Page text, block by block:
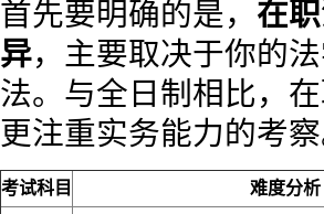
首先要明确的是， 在
异，主要取决于你的
法。与全日制相比，
更注重实务能力的考
考试科目
难度分析